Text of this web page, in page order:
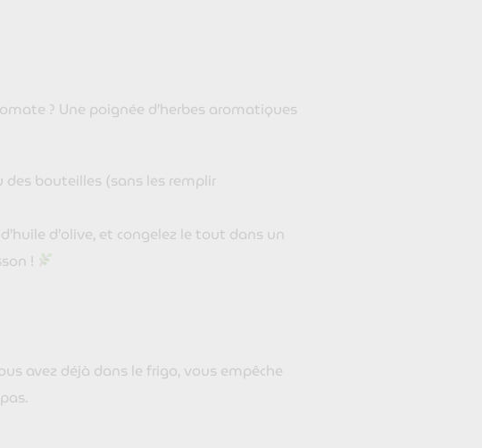
? Une poignée d’herbes aromatiques
des bouteilles (sans les remplir
d’olive, et congelez le tout dans un
!
avez déjà dans le frigo, vous empêche